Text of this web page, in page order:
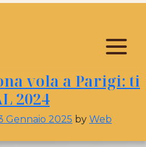
vola a Parigi: ti
2024
Gennaio 2025 by Web